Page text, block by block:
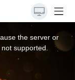
the server or
supported.